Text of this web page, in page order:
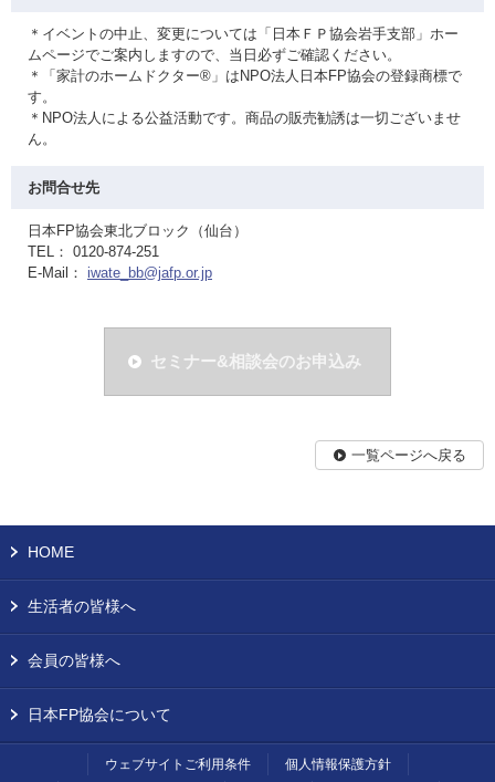
＊イベントの中止、変更については「日本ＦＰ協会岩手支部」ホー
ムページでご案内しますので、当日必ずご確認ください。
＊「家計のホームドクター®」はNPO法人日本FP協会の登録商標で
す。
＊NPO法人による公益活動です。商品の販売勧誘は一切ございませ
ん。
お問合せ先
日本FP協会東北ブロック（仙台）
TEL： 0120-874-251
E-Mail： iwate_bb@jafp.or.jp
セミナー&相談会のお申込み
一覧ページへ戻る
HOME
生活者の皆様へ
会員の皆様へ
日本FP協会について
ウェブサイトご利用条件 個人情報保護方針